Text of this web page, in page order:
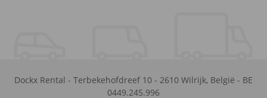
Dockx Rental - Terbekehofdreef 10 - 2610 Wilrijk, België - BE
0449.245.996